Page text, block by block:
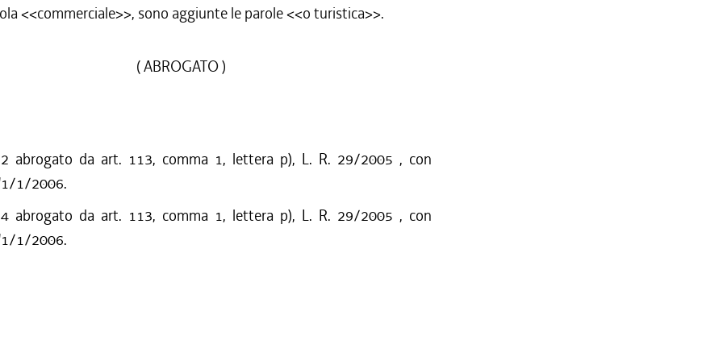
al 31/12/2009
al 10/06/2009
al 31/12/2008
al 12/12/2008
al 26/11/2008
al 31/12/2007
2006 al 02/05/2007
al 20/12/2006
<<commerciale>>, sono aggiunte le parole <<o turistica>>.
( ABROGATO )
abrogato da art. 113, comma 1, lettera p), L. R. 29/2005 , con
1/2006.
abrogato da art. 113, comma 1, lettera p), L. R. 29/2005 , con
1/2006.